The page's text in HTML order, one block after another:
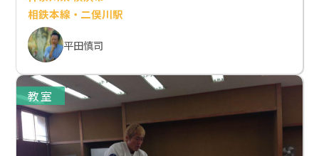
相鉄本線・二俣川駅
平田慎司
教室